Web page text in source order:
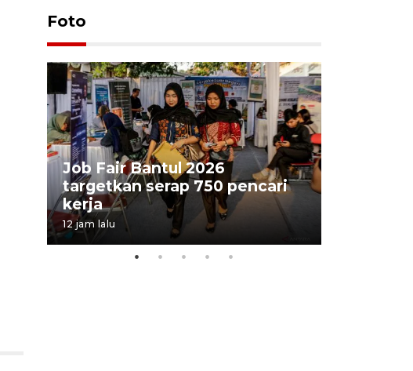
Foto
Job Fair Bantul 2026
targetkan serap 750 pencari
kerja
12 jam lalu